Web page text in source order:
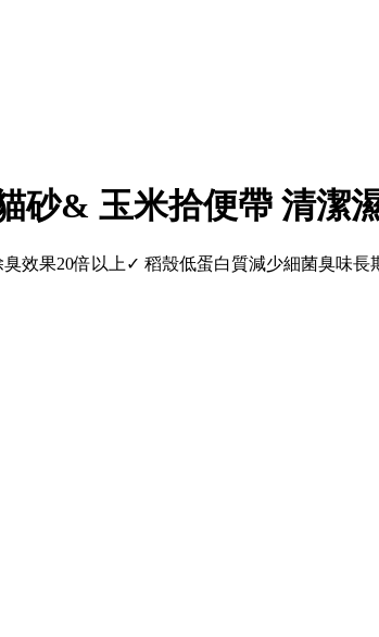
砂& 玉米拾便帶 清潔
效果20倍以上✓ 稻殼低蛋白質減少細菌臭味